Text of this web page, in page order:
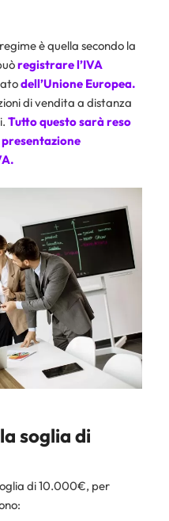
è quella secondo la
registrare l’IVA
dell’Unione Europea.
di vendita a distanza
Tutto questo sarà reso
soglia di
di 10.000€, per